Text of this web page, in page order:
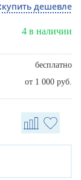
купить дешевле
4 в наличии
бесплатно
от 1 000 руб.